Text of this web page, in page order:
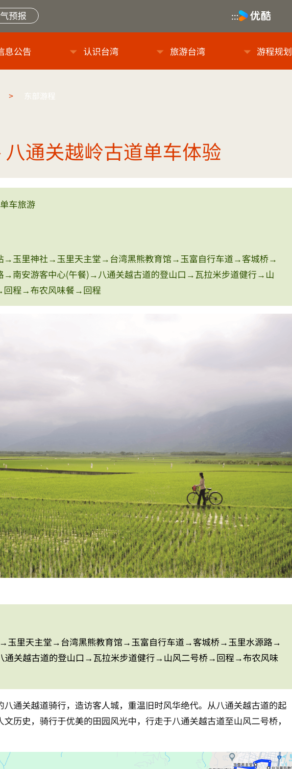
预报 :::
事处-台湾观光信息网
息公告
认识台湾 旅游台湾 游程规划
> 东部游程
通关越岭古道单车体验
车旅游
→玉里神社→玉里天主堂→台湾黑熊教育馆→玉富自行车道→客城桥→
→南安游客中心(午餐)→八通关越古道的登山口→瓦拉米步道健行→山
回程→布农风味餐→回程
玉里天主堂→台湾黑熊教育馆→玉富自行车道→客城桥→玉里水源路→
通关越古道的登山口→瓦拉米步道健行→山风二号桥→回程→布农风味
八通关越道骑行，造访客人城，重温旧时风华绝代。从八通关越古道的起
历史，骑行于优美的田园风光中，行走于八通关越古道至山风二号桥，